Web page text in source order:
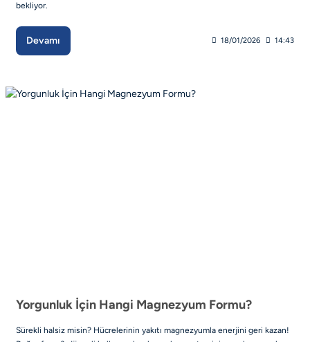
bekliyor.
Devamı 18/01/2026 14:43
Yorgunluk İçin Hangi Magnezyum Formu?
Sürekli halsiz misin? Hücrelerinin yakıtı magnezyumla enerjini geri kazan!